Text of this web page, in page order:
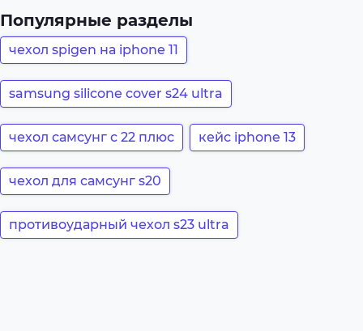
Популярные разделы
чехол spigen на iphone 11
samsung silicone cover s24 ultra
чехол самсунг с 22 плюс кейс iphone 13
чехол для самсунг s20
противоударный чехол s23 ultra